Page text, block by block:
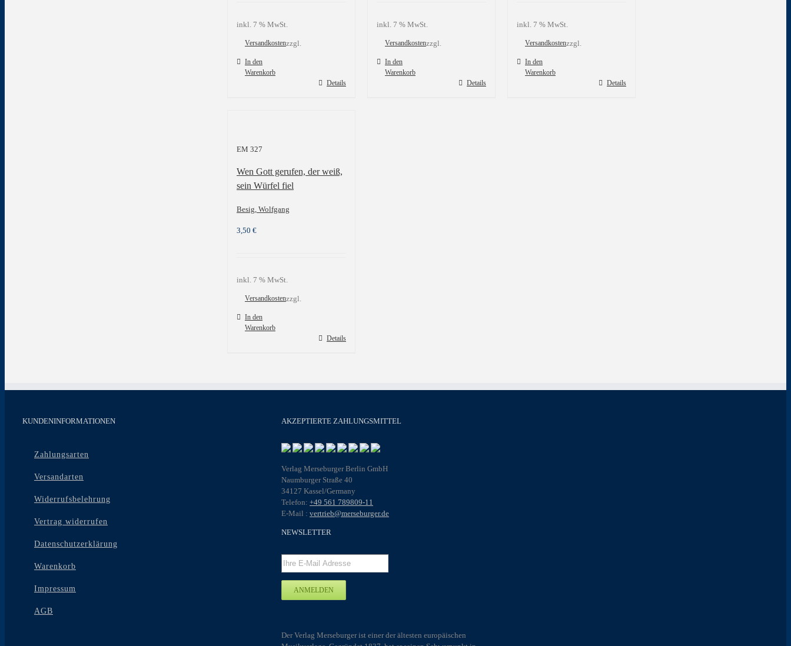
inkl. 7 % MwSt.
zzgl.
Versandkosten
In den
Warenkorb
Details
inkl. 7 % MwSt.
zzgl.
Versandkosten
In den
Warenkorb
Details
inkl. 7 % MwSt.
zzgl.
Versandkosten
In den
Warenkorb
Details
EM 327
Wen Gott gerufen, der weiß,
sein Würfel fiel
Besig, Wolfgang
3,50 €
inkl. 7 % MwSt.
zzgl.
Versandkosten
In den
Warenkorb
Details
KUNDENINFORMATIONEN
Zahlungsarten
Versandarten
Widerrufsbelehrung
Vertrag widerrufen
Datenschutzerklärung
Warenkorb
Impressum
AGB
AKZEPTIERTE ZAHLUNGSMITTEL
Verlag Merseburger Berlin GmbH
Naumburger Straße 40
34127 Kassel/Germany
Telefon: +49 561 789809-11
E-Mail : vertrieb@merseburger.de
NEWSLETTER
Der Verlag Merseburger ist einer der ältesten europäischen